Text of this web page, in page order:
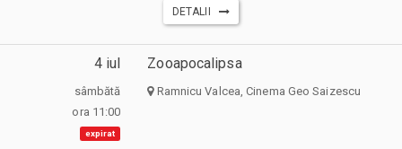
DETALII
4 iul
sâmbătă
ora 11:00
expirat
Zooapocalipsa
Ramnicu Valcea, Cinema Geo Saizescu